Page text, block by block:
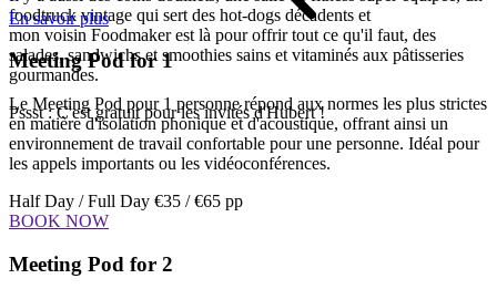
foodtruck vintage qui sert des hot-dogs décadents et
mon voisin Foodmaker est là pour offrir tout ce qu'il faut, des
salades, sandwichs et smoothies sains et vitaminés aux pâtisseries
gourmandes.
Pssst : C'est gratuit pour les invités d'Hubert !
En savoir plus
Meeting Pod for 1
Le Meeting Pod pour 1 personne répond aux normes les plus strictes
en matière d'isolation phonique et d'acoustique, offrant ainsi un
environnement de travail confortable pour une personne. Idéal pour
les appels importants ou les vidéoconférences.
Half Day / Full Day €35 / €65 pp
BOOK NOW
Meeting Pod for 2